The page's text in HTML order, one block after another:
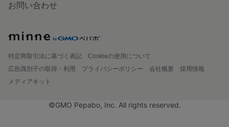
お問い合わせ
特定商取引法に基づく表記
Cookieの使用について
広告識別子の取得・利用
プライバシーポリシー 会社概要
採用情報
メディアキット
©GMO Pepabo, Inc. All rights reserved.